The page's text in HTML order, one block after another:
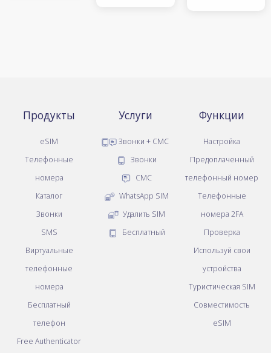
Продукты
eSIM
Телефонные
номера
Каталог
Звонки
SMS
Виртуальные
телефонные
номера
Бесплатный
телефон
Free Authenticator
Услуги
Звонки + СМС
Звонки
СМС
WhatsApp SIM
Удалить SIM
Бесплатный
Функции
Настройка
Предоплаченный
телефонный номер
Телефонные
номера 2FA
Проверка
Используй свои
устройства
Туристическая SIM
Совместимость
eSIM